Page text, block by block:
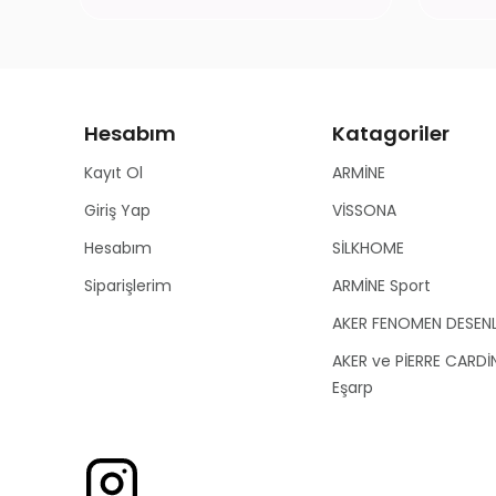
Hesabım
Kayıt Ol
Giriş Yap
Hesabım
Siparişlerim
Katagoriler
ARMİNE
VİSSONA
SİLKHOME
ARMİNE Sport
AKER FENOMEN
AKER ve PİERRE
Eşarp